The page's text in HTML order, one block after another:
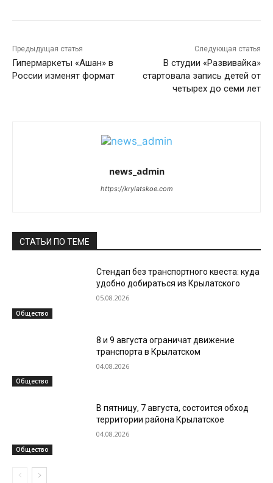
Предыдущая статья
Гипермаркеты «Ашан» в
России изменят формат
Следующая статья
В студии «Развивайка»
стартовала запись детей от
четырех до семи лет
news_admin
https://krylatskoe.com
СТАТЬИ ПО ТЕМЕ
Общество
Стендап без транспортного квеста: куда
удобно добираться из Крылатского
05.08.2026
Общество
8 и 9 августа ограничат движение
транспорта в Крылатском
04.08.2026
Общество
В пятницу, 7 августа, состоится обход
территории района Крылатское
04.08.2026